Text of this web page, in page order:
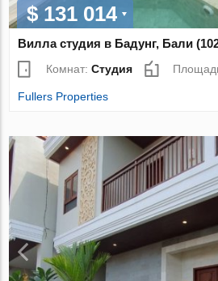
$ 131 014
Вилла студия в Бадунг, Бали
Комнат:Студия
Fullers Properties